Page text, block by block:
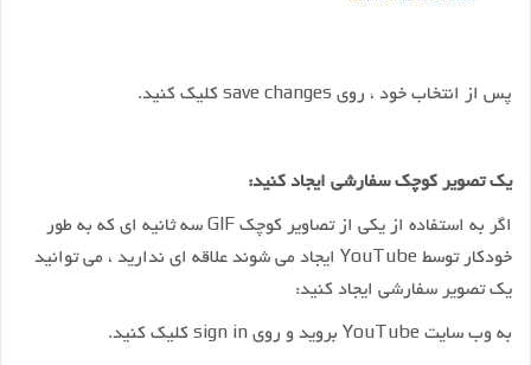
پس از انتخاب خود ، روی save changes کلیک کنید.
یک تصویر کوچک سفارشی ایجاد کنید:
اگر به استفاده از یکی از تصاویر کوچک GIF سه ثانیه ای که به طور
خودکار توسط YouTube ایجاد می شوند علاقه ای ندارید ، می توانید
یک تصویر سفارشی ایجاد کنید:
به وب سایت YouTube بروید و روی sign in کلیک کنید.